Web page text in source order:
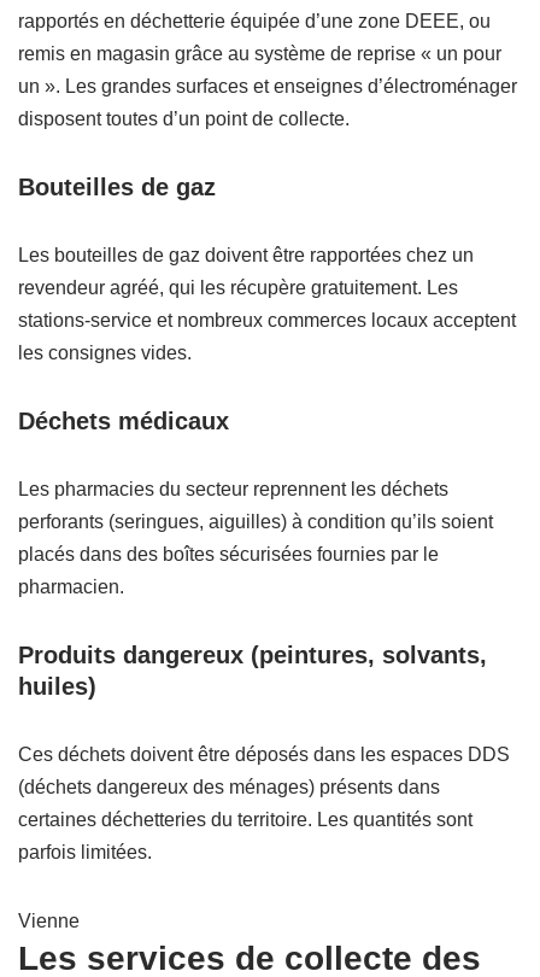
rapportés en déchetterie équipée d’une zone DEEE, ou
remis en magasin grâce au système de reprise « un pour
un ». Les grandes surfaces et enseignes d’électroménager
disposent toutes d’un point de collecte.
Bouteilles de gaz
Les bouteilles de gaz doivent être rapportées chez un
revendeur agréé, qui les récupère gratuitement. Les
stations-service et nombreux commerces locaux acceptent
les consignes vides.
Déchets médicaux
Les pharmacies du secteur reprennent les déchets
perforants (seringues, aiguilles) à condition qu’ils soient
placés dans des boîtes sécurisées fournies par le
pharmacien.
Produits dangereux (peintures, solvants,
huiles)
Ces déchets doivent être déposés dans les espaces DDS
(déchets dangereux des ménages) présents dans
certaines déchetteries du territoire. Les quantités sont
parfois limitées.
Vienne
Les services de collecte des